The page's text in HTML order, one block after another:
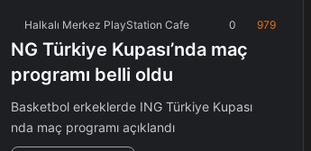
Halkalı Merkez PlayStation Cafe 0 979
NG Türkiye Kupası’nda maç
programı belli oldu
Basketbol erkeklerde ING Türkiye Kupası
nda maç programı açıklandı